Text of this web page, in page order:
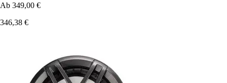
Ab 349,00 €
346,38 €